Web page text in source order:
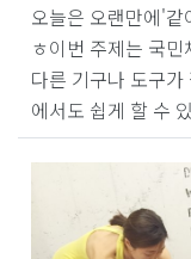
오늘은 오랜만에'
ㅎ이번 주제는 국
다른 기구나 도구
에서도 쉽게 할 수